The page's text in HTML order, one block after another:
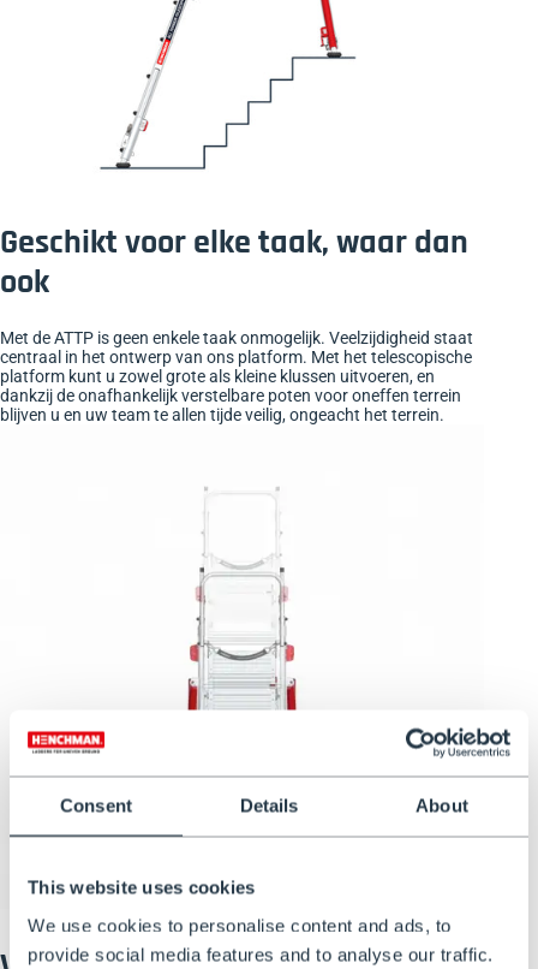
Consent Details About
This website uses cookies
We use cookies to personalise content and ads, to
provide social media features and to analyse our traffic.
Geschikt voor elke taak, waar dan
ook
Met de ATTP is geen enkele taak onmogelijk. Veelzijdigheid staat
centraal in het ontwerp van ons platform. Met het telescopische
platform kunt u zowel grote als kleine klussen uitvoeren, en
dankzij de onafhankelijk verstelbare poten voor oneffen terrein
blijven u en uw team te allen tijde veilig, ongeacht het terrein.